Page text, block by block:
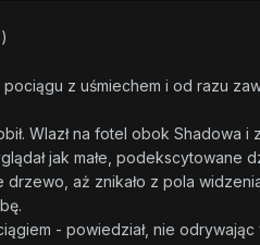
)
z uśmiechem i od razu
Wlazł na fotel obok Shadowa
jak małe, podekscytowane
aż znikało z pola
- powiedział, nie odrywając